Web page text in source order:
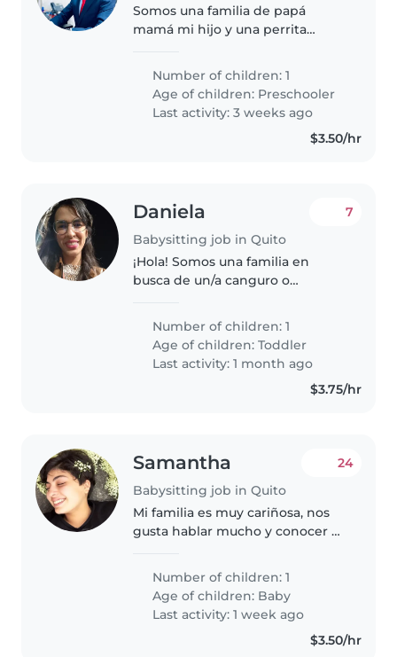
Somos una familia de papá
mamá mi hijo y una perrita
tranquila. Queremos alguien con
quien nos sentamos seguros de
confiar nuestro tesoro más
sagrado
Number of children: 1
Age of children: Preschooler
Last activity: 3 weeks ago
$3.50/hr
Daniela
Babysitting job in Quito
7
¡Hola! Somos una familia en
busca de un/a canguro o
pequeño/a de 3 años, lleno/a de
energía y curiosidad.
Necesitamos a alguien cómodo/a
con labores del hogar..
Number of children: 1
Age of children:Toddler
Last activity: 1 month ago
$3.75/hr
Samantha
Babysitting job in Quito
24
Mi familia es muy cariñosa, nos
gusta hablar mucho y conocer a
bebé
Number of children: 1
Age of children: Baby
Last activity: 1 week ago
$3.50/hr